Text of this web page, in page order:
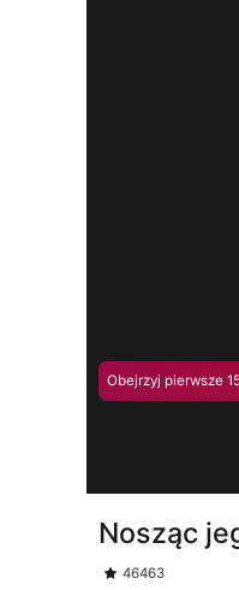
Obejrzyj pierwsze
Nosząc
46463